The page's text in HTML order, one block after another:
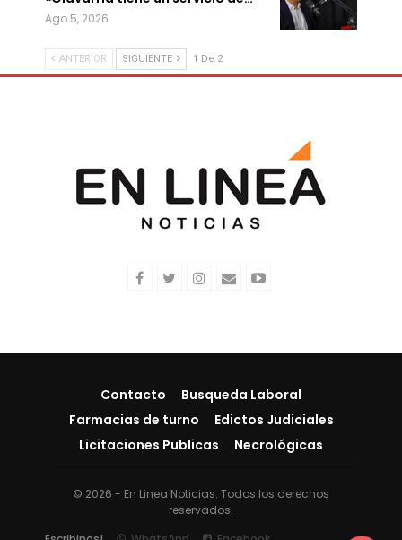
Ago 5, 2026
ANTERIOR SIGUIENTE 1 De 2
Contacto
Busqueda Laboral
Farmacias de turno
Edictos Judiciales
Licitaciones Publicas
Necrológicas
© 2026 - En Linea Noticias. Todos los derechos
reservados.